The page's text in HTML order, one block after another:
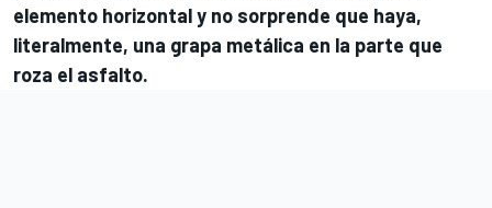
elemento horizontal y no sorprende que haya,
literalmente, una grapa metálica en la parte que
roza el asfalto.